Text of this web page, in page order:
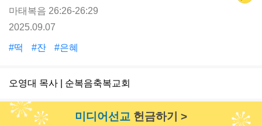
마태복음 26:26-26:29
2025.09.07
#떡 #잔 #은혜
오영대 목사 | 순복음축복교회
미디어선교 헌금하기 >